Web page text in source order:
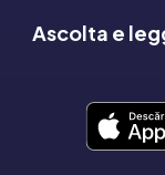
Ascolta e